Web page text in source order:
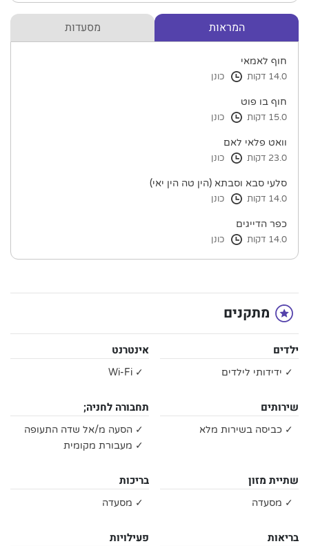
המראות מסעדות
חוף לאמאי
14.0 דקות כונן
חוף בו פוט
15.0 דקות כונן
וואט פלאי לאם
23.0 דקות כונן
סלעי סבא וסבתא (הין טה הין יאי)
14.0 דקות כונן
כפר הדייגים
14.0 דקות כונן
מתקנים
ילדים
✓ ידידותי לילדים
אינטרנט
✓ Wi-Fi
שירותים
✓ כביסה בשירות מלא
תחבורה לחניה;
✓ הסעה מ/אל שדה התעופה
✓ מעבורת מקומית
שתיית מזון
✓ מסעדה
בריכות
✓ מסעדה
בריאות פעילויות